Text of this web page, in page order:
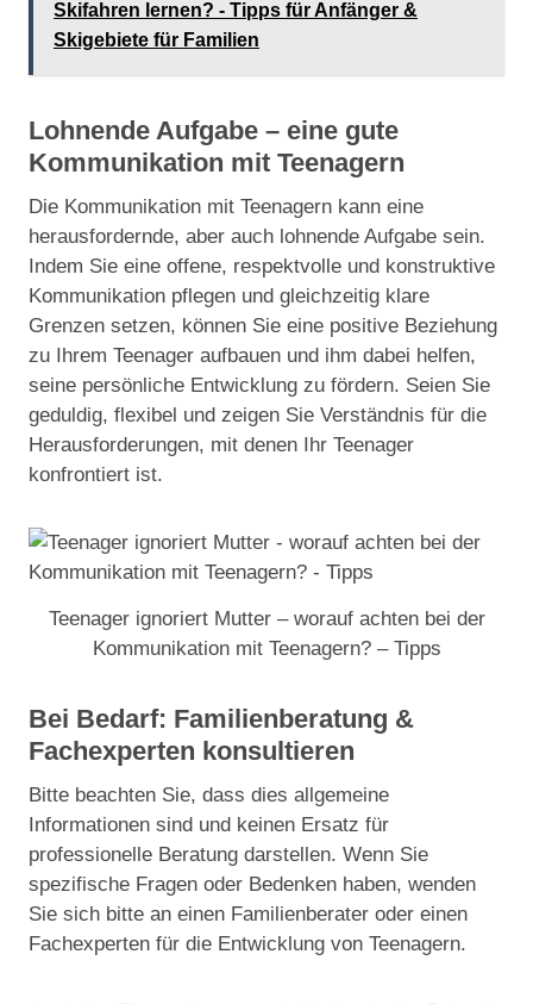
Skifahren lernen? - Tipps für Anfänger &
Skigebiete für Familien
Lohnende Aufgabe – eine gute
Kommunikation mit Teenagern
Die Kommunikation mit Teenagern kann eine
herausfordernde, aber auch lohnende Aufgabe sein.
Indem Sie eine offene, respektvolle und konstruktive
Kommunikation pflegen und gleichzeitig klare
Grenzen setzen, können Sie eine positive Beziehung
zu Ihrem Teenager aufbauen und ihm dabei helfen,
seine persönliche Entwicklung zu fördern. Seien Sie
geduldig, flexibel und zeigen Sie Verständnis für die
Herausforderungen, mit denen Ihr Teenager
konfrontiert ist.
Teenager ignoriert Mutter – worauf achten bei der
Kommunikation mit Teenagern? – Tipps
Bei Bedarf: Familienberatung &
Fachexperten konsultieren
Bitte beachten Sie, dass dies allgemeine
Informationen sind und keinen Ersatz für
professionelle Beratung darstellen. Wenn Sie
spezifische Fragen oder Bedenken haben, wenden
Sie sich bitte an einen Familienberater oder einen
Fachexperten für die Entwicklung von Teenagern.